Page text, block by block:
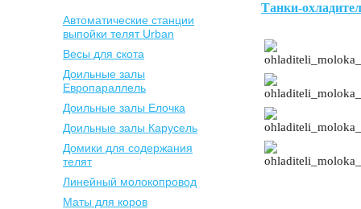
Автоматические станции
выпойки телят Urban
Весы для скота
Доильные залы
Европараллель
Доильные залы Елочка
Доильные залы Карусель
Домики для содержания
телят
Линейный молокопровод
Маты для коров
Танки-